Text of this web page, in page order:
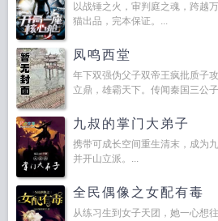
以战锤之火，审判庭之魂，跨越
猫出品，完本保证。...
凤鸣西堂
年下双强伪父子双帝王疯批质子
立鼎，雄霸天下。传闻秦国三公
九叔的掌门大弟子
携带可成长空间重生清末，成为
并开山立派。...
全民偶像之女配有毒
从练习生到女子天团，她一心想